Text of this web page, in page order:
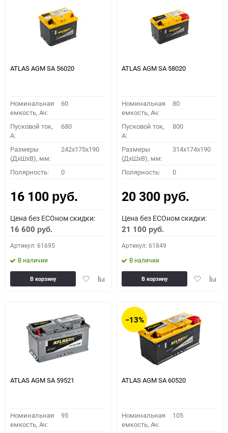
ATLAS AGM SA 56020
Номинальная
емкость, Ач:
60
Пусковой ток,
A:
680
Размеры
(ДхШхВ), мм:
242x175x190
Полярность: 0
16 100 руб.
Цена без ECOном скидки:
16 600 руб.
Артикул: 61695
В наличии
ДобавитьДобавить
В корзину
ATLAS AGM SA 58020
Номинальная
емкость, Ач:
80
Пусковой ток,
A:
800
Размеры
(ДхШхВ), мм:
314x174x190
Полярность: 0
20 300 руб.
Цена без ECOном скидки:
21 100 руб.
Артикул: 61849
В наличии
Добавить
В корзину
ATLAS AGM SA 59521
Номинальная
емкость, Ач:
95
−13%
ATLAS AGM SA 60520
Номинальная
емкость, Ач:
105